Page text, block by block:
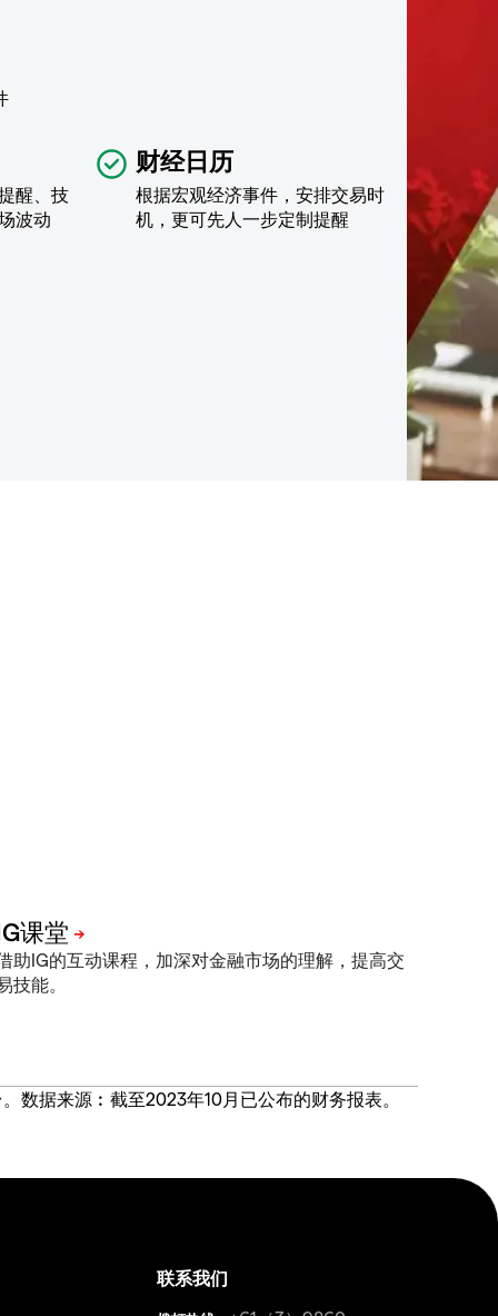
醒、技
波动
财经日历
根据宏观经济事件，安排交易时
机，更可先人一步定制提醒
助IG的互动课程，加深对金融市场的理解，提高交
技能。
数据来源︰截至2023年10月已公布的财务报表。
联系我们